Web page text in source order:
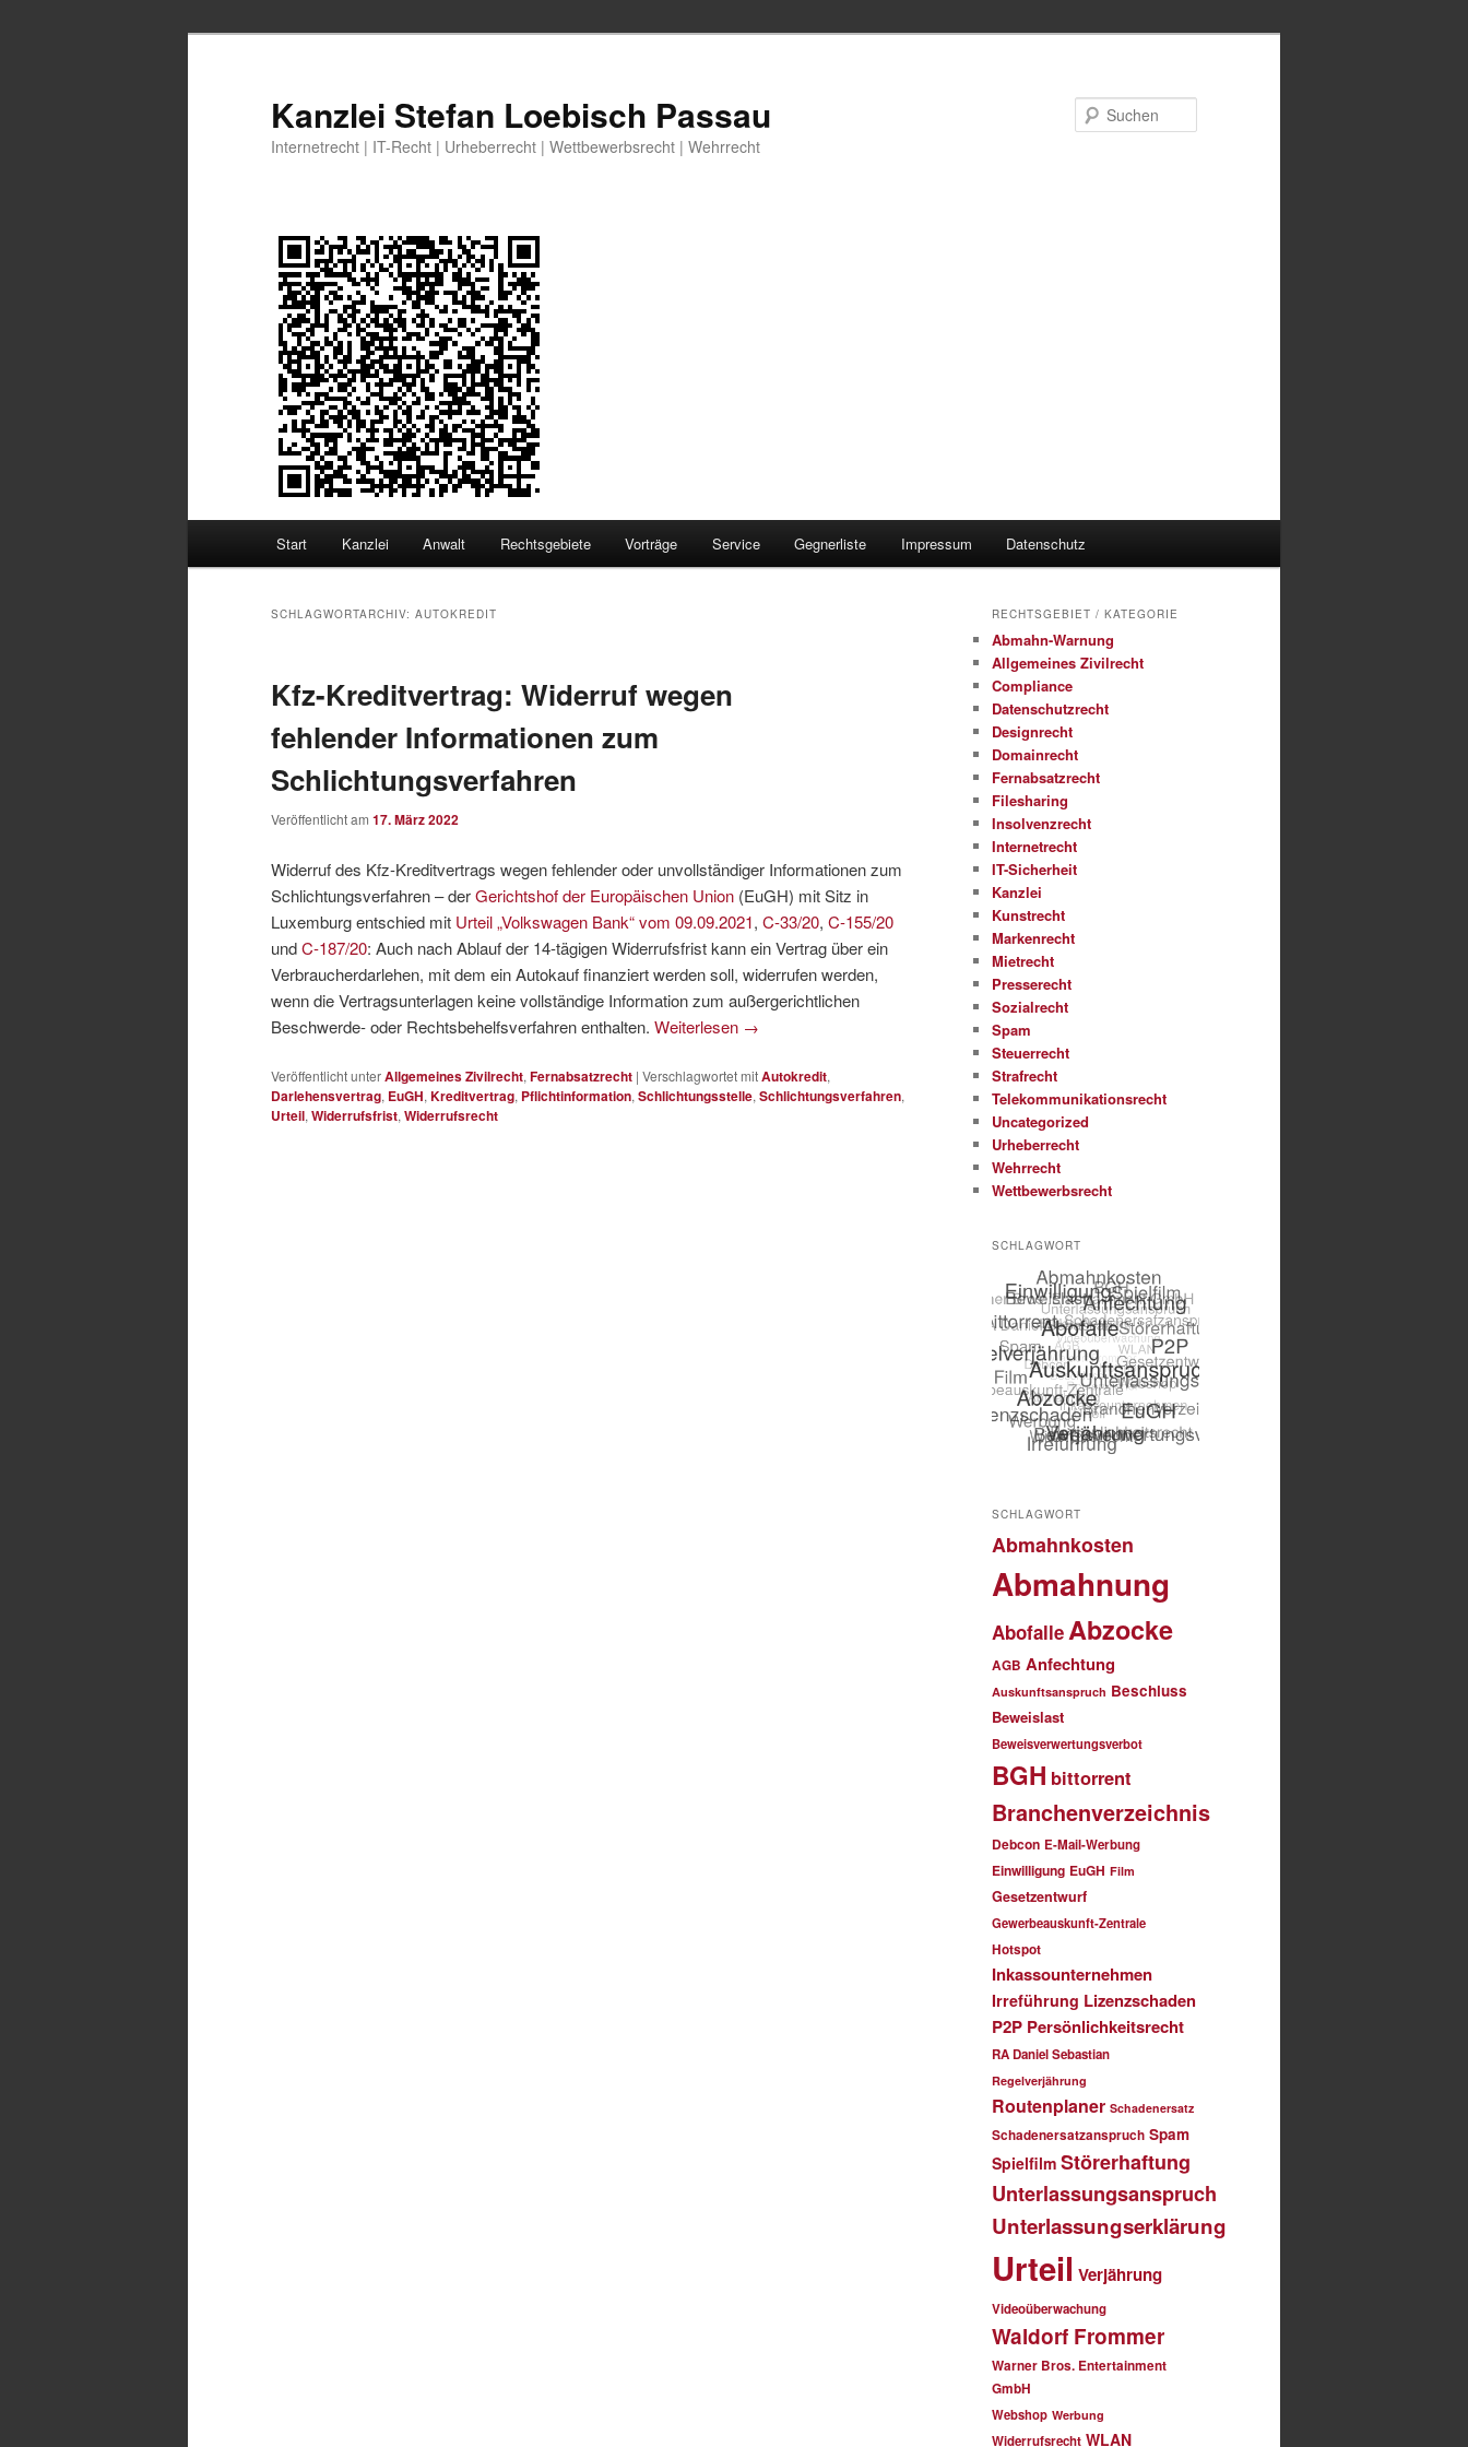
Kanzlei Stefan Loebisch Passau
Internetrecht | IT-Recht | Urheberrecht | Wettbewerbsrecht | Wehrrecht
Start Kanzlei Anwalt Rechtsgebiete Vorträge Service Gegnerliste Impressum Datenschutz
SCHLAGWORTARCHIV: AUTOKREDIT
Kfz-Kreditvertrag: Widerruf wegen
fehlender Informationen zum
Schlichtungsverfahren
Veröffentlicht am 17. März 2022
Widerruf des Kfz-Kreditvertrags wegen fehlender oder unvollständiger Informationen zum
Schlichtungsverfahren – derGerichtshof der Europäischen Union (EuGH) mit Sitz in
Luxemburg entschied mit Urteil „Volkswagen Bank“ vom 09.09.2021, C-33/20, C-155/20
undC-187/20: Auch nach Ablauf der 14-tägigen Widerrufsfrist kann ein Vertrag über ein
Verbraucherdarlehen, mit dem ein Autokauf finanziert werden soll, widerrufen werden,
wenn die Vertragsunterlagen keine vollständige Information zum außergerichtlichen
Beschwerde- oder Rechtsbehelfsverfahren enthalten. Weiterlesen →
Veröffentlicht unterAllgemeines Zivilrecht, Fernabsatzrecht | Verschlagwortet mitAutokredit,
Darlehensvertrag, EuGH, Kreditvertrag, Pflichtinformation, Schlichtungsstelle, Schlichtungsverfahren,
Urteil, Widerrufsfrist, Widerrufsrecht
RECHTSGEBIET / KATEGORIE
Abmahn-Warnung
Allgemeines Zivilrecht
Compliance
Datenschutzrecht
Designrecht
Domainrecht
Fernabsatzrecht
Filesharing
Insolvenzrecht
Internetrecht
IT-Sicherheit
Kanzlei
Kunstrecht
Markenrecht
Mietrecht
Presserecht
Sozialrecht
Spam
Steuerrecht
Strafrecht
Telekommunikationsrecht
Uncategorized
Urheberrecht
Wehrrecht
Wettbewerbsrecht
SCHLAGWORT
SCHLAGWORT
Abmahnkosten
Abmahnung
AbofalleAbzocke
AGB Anfechtung
Auskunftsanspruch Beschluss
Beweislast
Beweisverwertungsverbot
BGH bittorrent
Branchenverzeichnis
Debcon E-Mail-Werbung
Einwilligung EuGH Film
Gesetzentwurf
Gewerbeauskunft-Zentrale
Hotspot
Inkassounternehmen
Irreführung Lizenzschaden
P2P Persönlichkeitsrecht
RA Daniel Sebastian
Regelverjährung
Routenplaner Schadenersatz
Schadenersatzanspruch Spam
Spielfilm Störerhaftung
Unterlassungsanspruch
Unterlassungserklärung
Urteil Verjährung
Videoüberwachung
Waldorf Frommer
Warner Bros. Entertainment
GmbH
Webshop Werbung
Widerrufsrecht WLAN